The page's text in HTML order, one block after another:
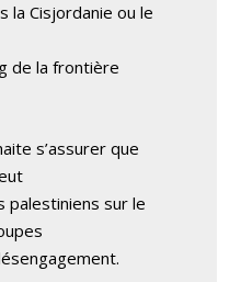
la Cisjordanie ou le
de la frontière
s’assurer que
sur le